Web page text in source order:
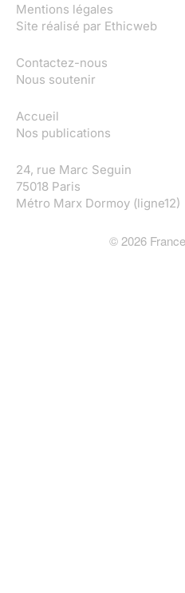
Mentions légales
Site réalisé par Ethicweb
Contactez-nous
Nous soutenir
Accueil
Nos publications
24, rue Marc Seguin
75018 Paris
Métro Marx Dormoy (ligne12)
© 2026